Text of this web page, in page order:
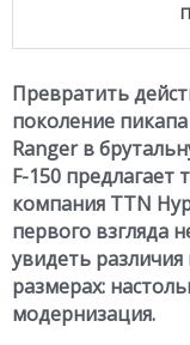
Превратить
поколение пикапа
Ranger в
F-150 предлагает
компания TTN
первого взгляда
увидеть различия
размерах:
модернизация.